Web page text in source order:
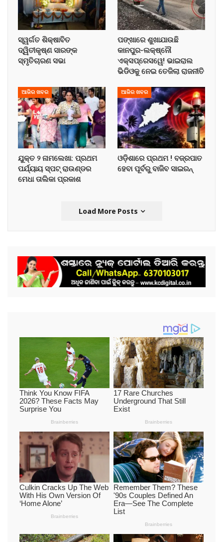
ସ୍ୱର୍ଗତ ଶିକ୍ଷାବିତ
ଦ୍ୱିତୀକୃଷ୍ଣ ସାରଙ୍କ
ସ୍ମୃତିଚାରଣ ସଭା
ପଙ୍ଖାରେ ଶୁଖାଯାଉଛି
କାନପୁର-ଲକ୍ଷ୍ନୌ
ଏକ୍ସପ୍ରେସୱେ! ଭାଇରାଲ
ଭିଡିଓକୁ ନେଇ ତେଜିଲା ରାଜନୀତି
ଆଜିର ଖବର
ଯୁକ୍ତ ୨ ନାମଲେଖା: ପ୍ରଥମ
ପର୍ଯ୍ୟାୟ ସ୍ପଟ୍ ରାଉଣ୍ଡର
ମେଧା ତାଲିକା ପ୍ରକାଶ
ଆଜିର ଖବର
ଓଡ଼ିଶାରେ ପ୍ରଥମ ! ବଜ୍ରପାତ
ହେବା ପୂର୍ବରୁ ବାଜିବ ସାଇରନ୍
Load More Posts